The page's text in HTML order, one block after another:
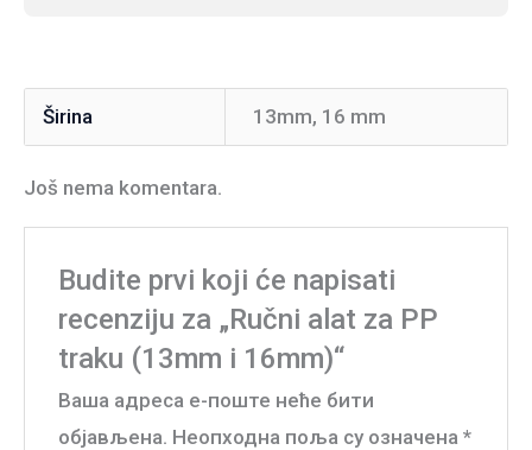
Širina 13mm, 16 mm
Još nema komentara.
Budite prvi koji će napisati
recenziju za „Ručni alat za PP
traku (13mm i 16mm)“
Ваша адреса е-поште неће бити
објављена. Неопходна поља су означена*